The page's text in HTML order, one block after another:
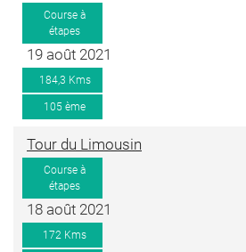
Course à
étapes
19 août 2021
184,3 Kms
105 ème
Tour du Limousin
Course à
étapes
18 août 2021
172 Kms